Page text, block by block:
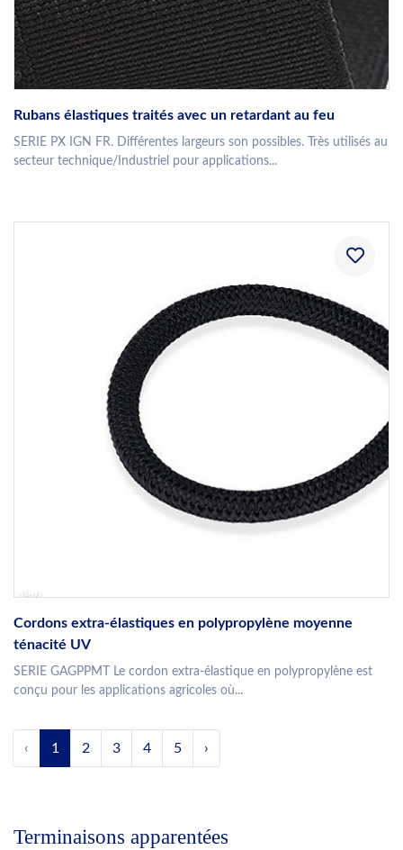
Rubans élastiques traités avec un retardant au feu
SERIE PX IGN FR. Différentes largeurs son possibles. Très utilisés au
secteur technique/Industriel pour applications...
Cordons extra-élastiques en polypropylène moyenne
ténacité UV
SERIE GAGPPMT Le cordon extra-élastique en polypropylène est
conçu pour les applications agricoles où...
‹ 1 2 3 4 5 ›
Terminaisons apparentées